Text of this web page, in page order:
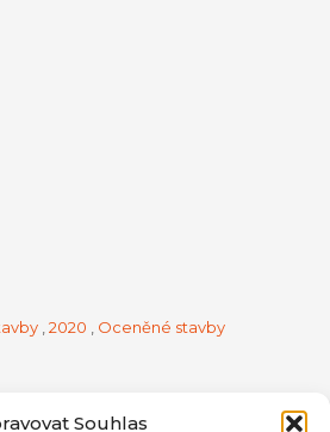
Souhlas
2020 Oceněné stavby